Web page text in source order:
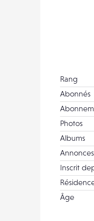
Rang
Abonnés
Photos
Albums
Annonces
Inscrit
Âge